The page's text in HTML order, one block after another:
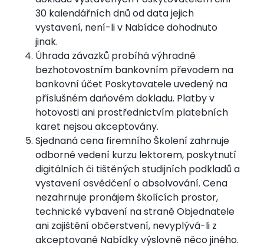
30 kalendářních dnů od data jejich
vystavení, není-li v Nabídce dohodnuto
jinak.
Úhrada závazků probíhá výhradně
bezhotovostním bankovním převodem na
bankovní účet Poskytovatele uvedený na
příslušném daňovém dokladu. Platby v
hotovosti ani prostřednictvím platebních
karet nejsou akceptovány.
Sjednaná cena firemního Školení zahrnuje
odborné vedení kurzu lektorem, poskytnutí
digitálních či tištěných studijních podkladů a
vystavení osvědčení o absolvování. Cena
nezahrnuje pronájem školících prostor,
technické vybavení na straně Objednatele
ani zajištění občerstvení, nevyplývá-li z
akceptované Nabídky výslovně něco jiného.